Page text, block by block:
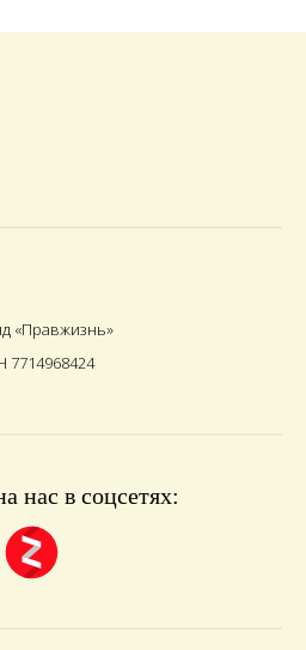
«Правжизнь»
7714968424
нас в соцсетях: